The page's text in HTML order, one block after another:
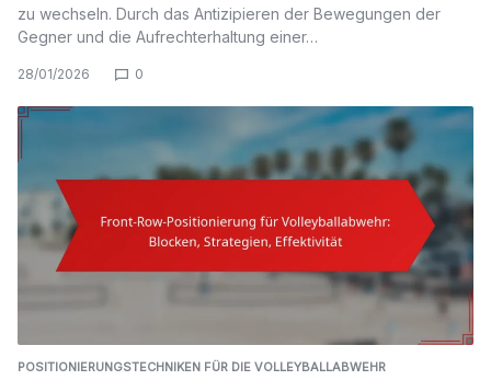
zu wechseln. Durch das Antizipieren der Bewegungen der
Gegner und die Aufrechterhaltung einer…
28/01/2026 0
POSITIONIERUNGSTECHNIKEN FÜR DIE VOLLEYBALLABWEHR